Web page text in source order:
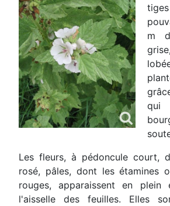
m
Les fleurs, à pédoncule court,
rosé, pâles, dont les étamines
rouges, apparaissent en plein
l'aisselle des feuilles. Elles